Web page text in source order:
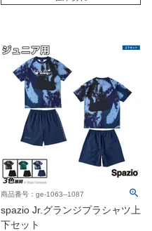
商品番号：ge-1063--1087
spazio Jr.グランジプラシャツ上
下セット